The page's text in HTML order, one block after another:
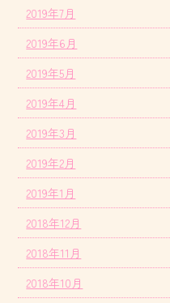
2019年7月
2019年6月
2019年5月
2019年4月
2019年3月
2019年2月
2019年1月
2018年12月
2018年11月
2018年10月